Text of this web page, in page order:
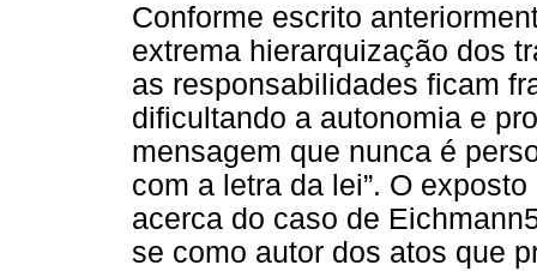
Conforme escrito
extrema hierarquização dos
as responsabilidades ficam
dificultando a autonomia e
mensagem que nunca é
com a letra da lei”. O
acerca do caso de
se como autor dos atos que